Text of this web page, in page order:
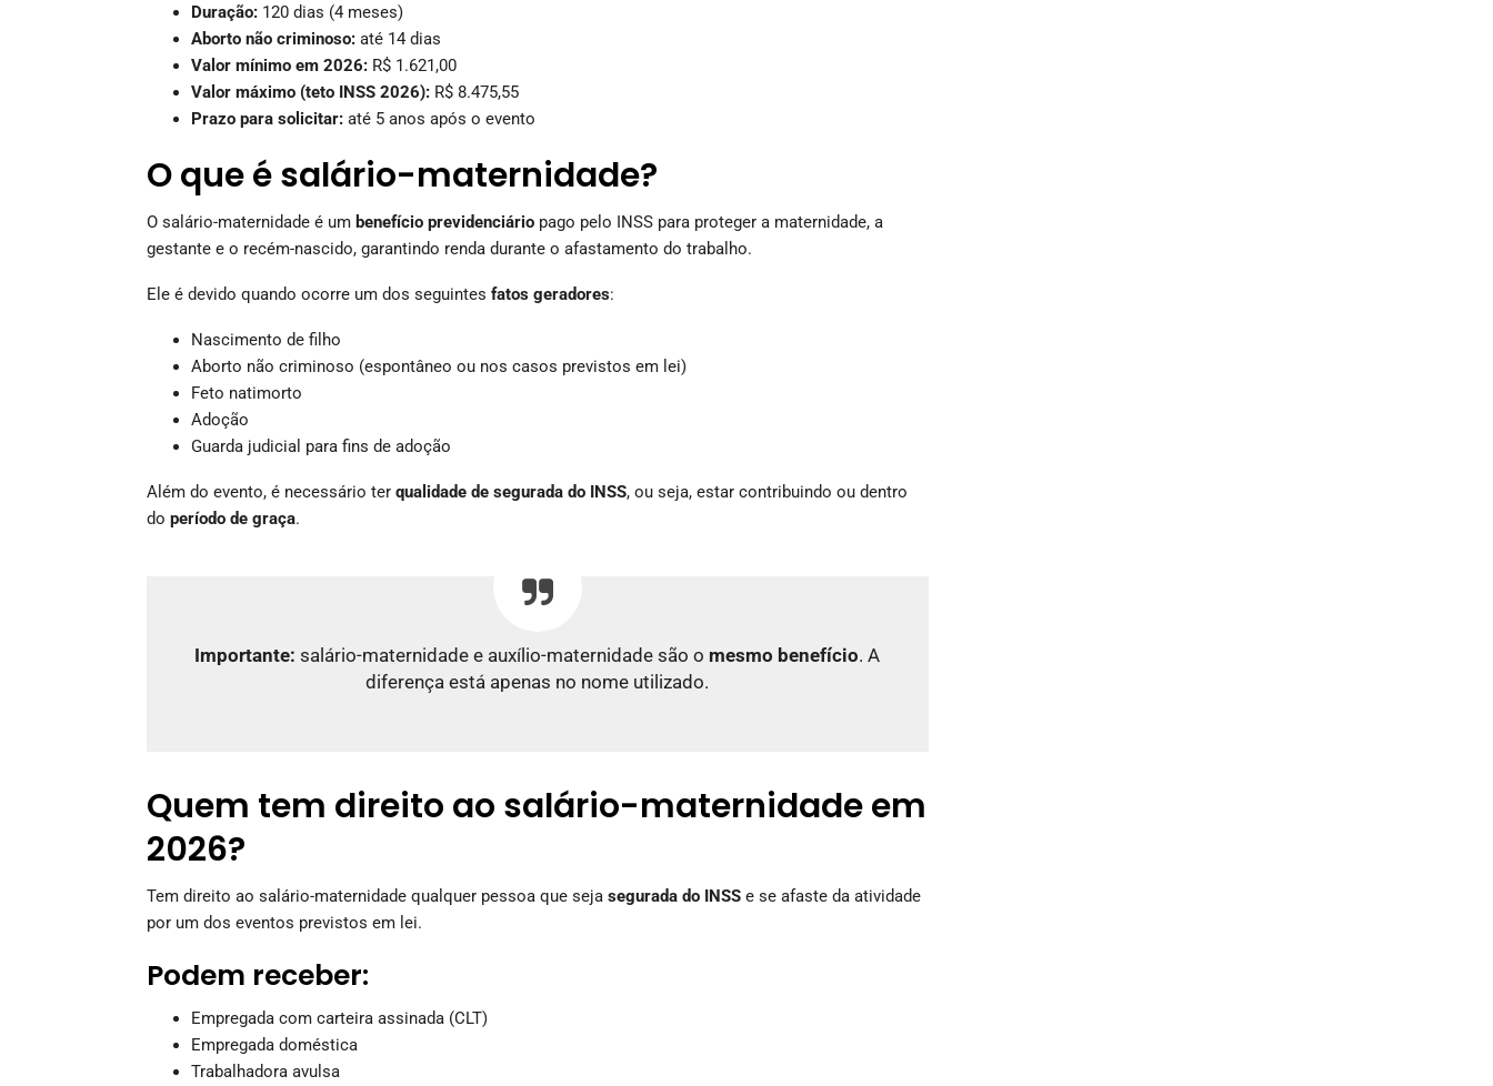
Duração: 120 dias (4 meses)
Aborto não criminoso: até 14 dias
Valor mínimo em 2026: R$ 1.621,00
Valor máximo (teto INSS 2026): R$ 8.475,55
Prazo para solicitar: até 5 anos após o evento
O que é salário-maternidade?
O salário-maternidade é um benefício previdenciário pago pelo INSS para proteger a maternidade, a
gestante e o recém-nascido, garantindo renda durante o afastamento do trabalho.
Ele é devido quando ocorre um dos seguintes fatos geradores:
Nascimento de filho
Aborto não criminoso (espontâneo ou nos casos previstos em lei)
Feto natimorto
Adoção
Guarda judicial para fins de adoção
Além do evento, é necessário ter qualidade de segurada do INSS, ou seja, estar contribuindo ou dentro
do período de graça.
Importante: salário-maternidade e auxílio-maternidade são o mesmo benefício. A
diferença está apenas no nome utilizado.
Quem tem direito ao salário-maternidade em
2026?
Tem direito ao salário-maternidade qualquer pessoa que seja segurada do INSS e se afaste da atividade
por um dos eventos previstos em lei.
Podem receber:
Empregada com carteira assinada (CLT)
Empregada doméstica
Trabalhadora avulsa